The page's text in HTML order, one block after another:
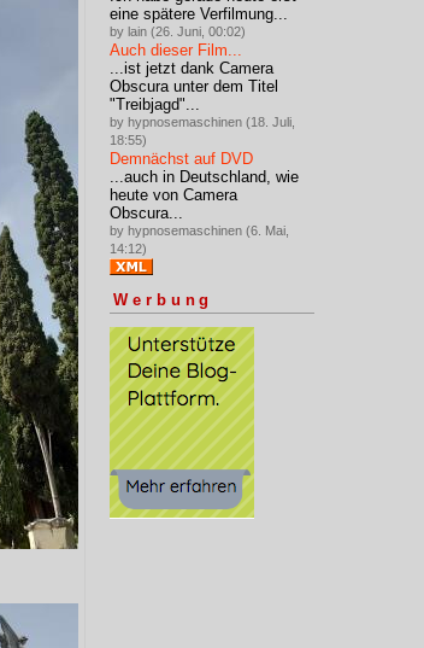
eine spätere Verfilmung...
by lain (26. Juni, 00:02)
Auch dieser Film...
...ist jetzt dank Camera
Obscura unter dem Titel
"Treibjagd"...
by hypnosemaschinen (18. Juli,
18:55)
Demnächst auf DVD
...auch in Deutschland, wie
heute von Camera
Obscura...
by hypnosemaschinen (6. Mai,
14:12)
Werbung